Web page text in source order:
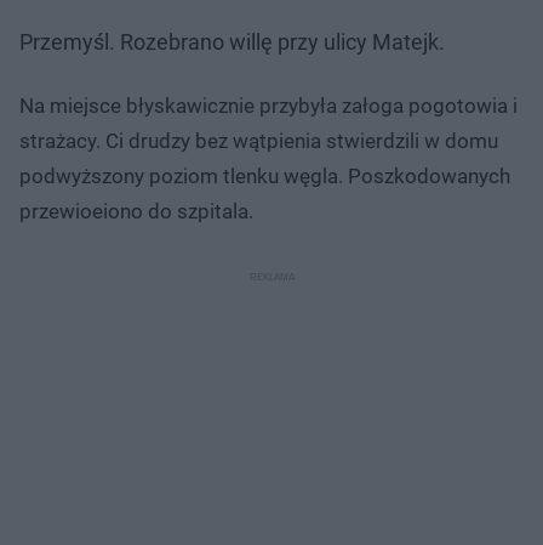
Przemyśl. Rozebrano willę przy ulicy Matejk.
Na miejsce błyskawicznie przybyła załoga pogotowia i
strażacy. Ci drudzy bez wątpienia stwierdzili w domu
podwyższony poziom tlenku węgla. Poszkodowanych
przewioeiono do szpitala.